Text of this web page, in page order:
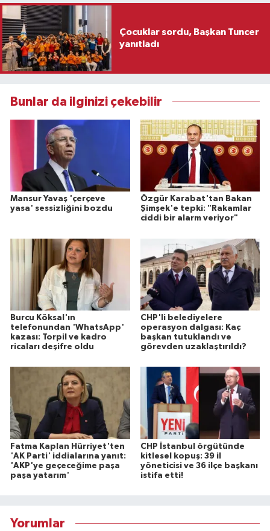
Çocuklar sordu, Başkan Tuncer
yanıtladı
Bunlar da ilginizi çekebilir
Mansur Yavaş 'çerçeve
yasa' sessizliğini bozdu
Özgür Karabat'tan Bakan
Şimşek'e tepki: "Rakamlar
ciddi bir alarm veriyor"
Burcu Köksal'ın
telefonundan 'WhatsApp'
kazası: Torpil ve kadro
ricaları deşifre oldu
CHP'li belediyelere
operasyon dalgası: Kaç
başkan tutuklandı ve
görevden uzaklaştırıldı?
Fatma Kaplan Hürriyet'ten
'AK Parti' iddialarına yanıt:
'AKP'ye geçeceğime paşa
paşa yatarım'
CHP İstanbul örgütünde
kitlesel kopuş: 39 il
yöneticisi ve 36 ilçe başkanı
istifa etti!
Yorumlar